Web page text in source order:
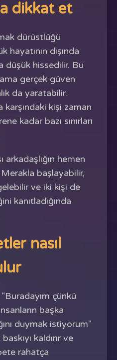
dikkat et
dürüstlüğü
hayatının dışında
düşük hissedilir. Bu
gerçek güven
da yaratabilir.
kişi zaman
kadar bazı sınırları
arkadaşlığın hemen
başlayabilir,
ve iki kişi de
kanıtladığında
nasıl
çünkü
başka
duymak istiyorum"
kaldırır ve
rahatça